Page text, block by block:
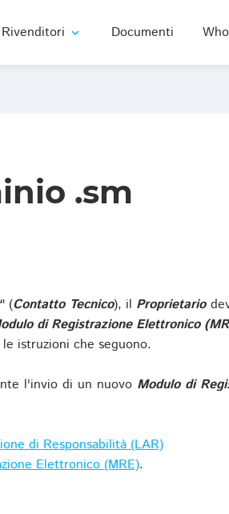
Rivenditori expand_more Documenti
.sm
" (Contatto Tecnico), il Proprietario
di Registrazione Elettronico
istruzioni che seguono.
l'invio di un nuovo Modulo di
di Responsabilità (LAR)
Elettronico (MRE).